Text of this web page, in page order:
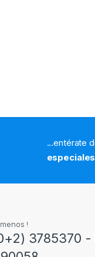
...entérate
especiales
!
3785370 -